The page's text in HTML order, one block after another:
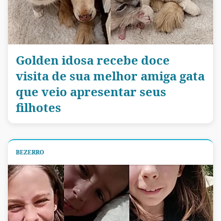
Golden idosa recebe doce
visita de sua melhor amiga gata
que veio apresentar seus
filhotes
BEZERRO